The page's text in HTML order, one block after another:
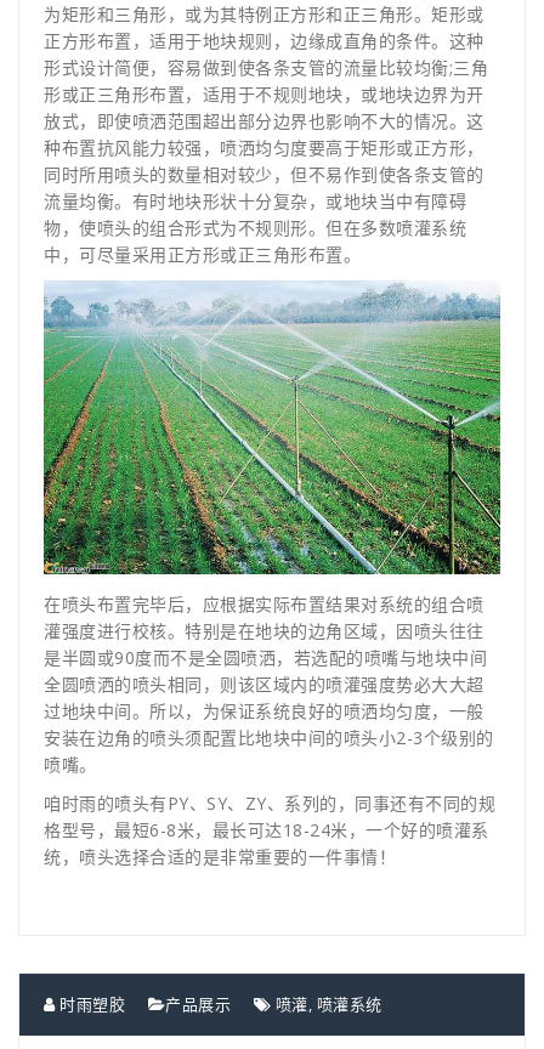
为矩形和三角形，或为其特例正方形和正三角形。矩形或
正方形布置，适用于地块规则，边缘成直角的条件。这种
形式设计简便，容易做到使各条支管的流量比较均衡;三角
形或正三角形布置，适用于不规则地块，或地块边界为开
放式，即使喷洒范围超出部分边界也影响不大的情况。这
种布置抗风能力较强，喷洒均匀度要高于矩形或正方形，
同时所用喷头的数量相对较少，但不易作到使各条支管的
流量均衡。有时地块形状十分复杂，或地块当中有障碍
物，使喷头的组合形式为不规则形。但在多数喷灌系统
中，可尽量采用正方形或正三角形布置。
在喷头布置完毕后，应根据实际布置结果对系统的组合喷
灌强度进行校核。特别是在地块的边角区域，因喷头往往
是半圆或90度而不是全圆喷洒，若选配的喷嘴与地块中间
全圆喷洒的喷头相同，则该区域内的喷灌强度势必大大超
过地块中间。所以，为保证系统良好的喷洒均匀度，一般
安装在边角的喷头须配置比地块中间的喷头小2-3个级别的
喷嘴。
咱时雨的喷头有PY、SY、ZY、系列的，同事还有不同的规
格型号，最短6-8米，最长可达18-24米，一个好的喷灌系
统，喷头选择合适的是非常重要的一件事情！
时雨塑胶 产品展示 喷灌, 喷灌系统